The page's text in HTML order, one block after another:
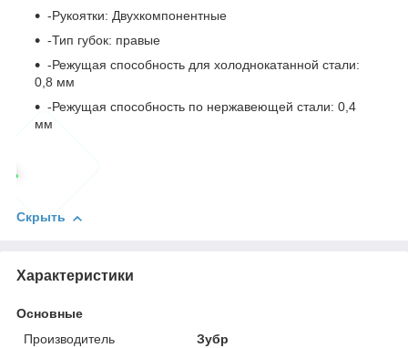
-Рукоятки: Двухкомпонентные
-Тип губок: правые
-Режущая способность для холоднокатанной стали:
0,8 мм
-Режущая способность по нержавеющей стали: 0,4
мм
Скрыть
Характеристики
Основные
Производитель
Зубр